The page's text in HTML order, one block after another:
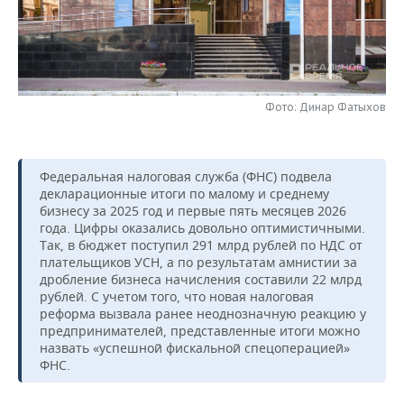
НЕФТЕХИМИЯ
НЕФТЬ
ОПК
РОЗНИЧНАЯ ТОРГОВЛЯ
ТРАНСПОРТ
НОВОСТИ ТЕХНОЛОГИЙ
IT
ТЕЛЕКОММУНИКАЦИИ
МЕРОПРИЯТИЯ
НОВОСТИ МЕРОПРИЯТИЙ
БИЗНЕС-БРАНЧИ
ONLINE-КОНФЕРЕНЦИИ
ОТКРЫТАЯ ЛЕКЦИЯ
СПОРТ
ФУТБОЛ
ХОККЕЙ
БАСКЕТБОЛ
ВОЛЕЙБОЛ
КИБЕРСПОРТ
ФИГУРНОЕ КАТАНИЕ
НОВОСТИ ОБЩЕСТВА
ВЛАСТЬ
ИНФРАСТРУКТУРА
ИСТОРИЯ
КУЛЬТУРА
МЕДИЦИНА
ФОТОГАЛЕРЕЯ
СЮЖЕТЫ
СПРАВОЧНИК
СПИСОК ПЕРСОН
СПИСОК КОМПАНИЙ
ПОЛНАЯ ВЕРСИЯ
Фото: Динар Фатыхов
Федеральная налоговая служба (ФНС) подвела
декларационные итоги по малому и среднему
бизнесу за 2025 год и первые пять месяцев 2026
года. Цифры оказались довольно оптимистичными.
Так, в бюджет поступил 291 млрд рублей по НДС от
плательщиков УСН, а по результатам амнистии за
дробление бизнеса начисления составили 22 млрд
рублей. С учетом того, что новая налоговая
реформа вызвала ранее неоднозначную реакцию у
предпринимателей, представленные итоги можно
назвать «успешной фискальной спецоперацией»
ФНС.